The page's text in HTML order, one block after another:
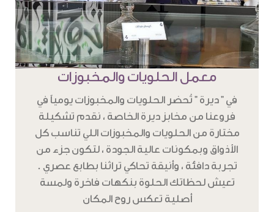
معمل الحلويات والمخبوزات
في " ديرة " تُحضر الحلويات والمخبوزات يومياً في
فروعنا من مخابز ديرة الخاصة ، نقدم تشكيلة
مختارة من الحلويات والمخبوزات اللي تناسب كل
الأذواق وبمكونات عالية الجودة ، لتكون جزء من
تجربة دافئة ، وأنيقة تحاكي تراثنا بطابع عصري .
تعيش لحظاتك الحلوة بنكهات فاخرة ولمسة
أصلية تعكس روح المكان